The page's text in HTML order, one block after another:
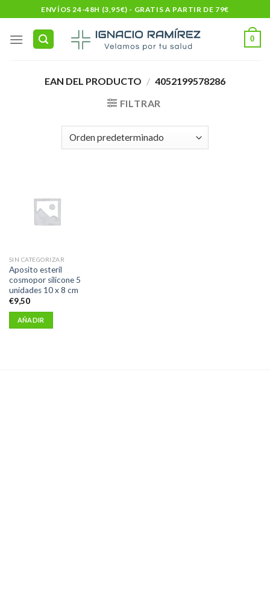
to
content
ENVÍOS 24-48H (3,95€) - GRATIS A PARTIR DE 79€
0
EAN DEL PRODUCTO / 4052199578286
FILTRAR
SIN CATEGORIZAR
Aposito esteril
cosmopor silicone 5
unidades 10 x 8 cm
€9,50
AÑADIR